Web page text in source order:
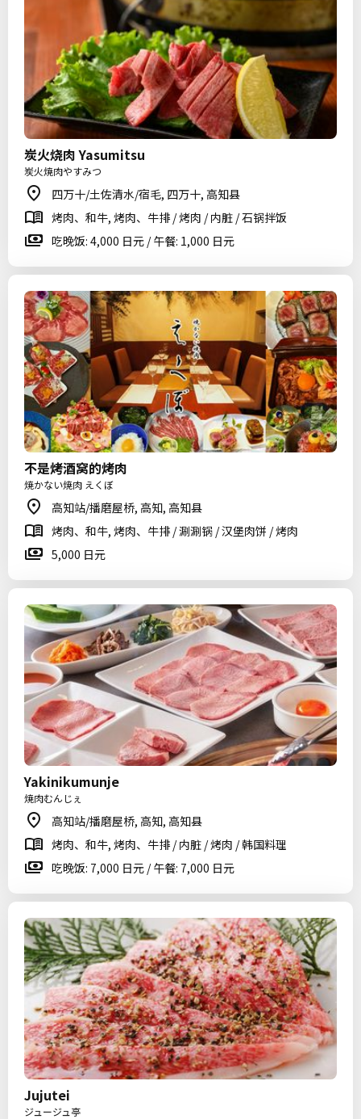
炭火烧肉 Yasumitsu
炭火焼肉やすみつ
四万十/土佐清水/宿毛, 四万十, 高知县
烤肉、和牛, 烤肉、牛排 / 烤肉 / 内脏 / 石锅拌饭
吃晚饭: 4,000 日元 / 午餐: 1,000 日元
不是烤酒窝的烤肉
焼かない焼肉 えくぼ
高知站/播磨屋桥, 高知, 高知县
烤肉、和牛, 烤肉、牛排 / 涮涮锅 / 汉堡肉饼 / 烤肉
5,000 日元
Yakinikumunje
焼肉むんじぇ
高知站/播磨屋桥, 高知, 高知县
烤肉、和牛, 烤肉、牛排 / 内脏 / 烤肉 / 韩国料理
吃晚饭: 7,000 日元 / 午餐: 7,000 日元
Jujutei
ジュージュ亭